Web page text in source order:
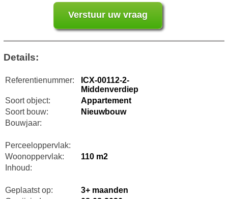
Details:
Referentienummer:
ICX-00112-2-
Middenverdiep
Soort object:
Appartement
Soort bouw:
Nieuwbouw
Bouwjaar:
Perceeloppervlak:
Woonoppervlak:
110 m2
Inhoud:
Geplaatst op:
3+ maanden